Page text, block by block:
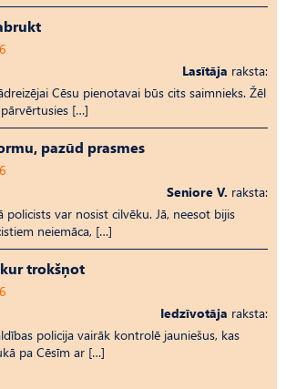
Lasītāja raksta:
Cēsu pienotavai būs cits saimnieks. Žēl
[…]
pazūd prasmes
Seniore V. raksta:
policists var nosist cilvēku. Jā, neesot bijis
neiemāca, […]
trokšņot
Iedzīvotāja raksta:
policija vairāk kontrolē jauniešus, kas
pa Cēsīm ar […]